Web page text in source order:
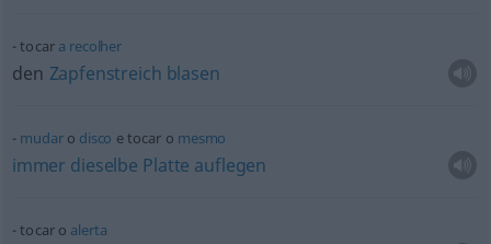
tocar a recolher
den Zapfenstreich blasen
mudaro disco e tocar o mesmo
immer dieselbe Platte auflegen
tocar o alerta